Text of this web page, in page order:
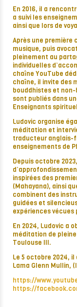
En 2016, il a
a suivi les
ainsi que lors de
Après une première
musique, puis
pleinement au
individuelles
chaîne YouTube
chaîne, il invite des
bouddhistes et non-
sont publiés dans
Enseignants
Ludovic organise
méditation et
traducteur anglais-
enseignements de
Depuis octobre
inspirées des
(Mahayana), ainsi
combinent des
guidées et
expériences
En 2024, Ludovic a
méditation de
Toulouse III.
Le 5 octobre 2024, il
Lama Glenn Mullin,
https://
https://